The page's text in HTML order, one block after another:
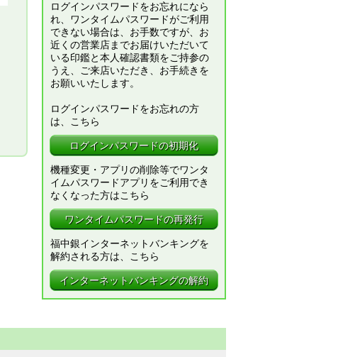
ログインパスワードをお忘れになら
れ、ワンタイムパスワードがご利用
できない場合は、お手数ですが、お
近くの営業店までお届けいただいて
いる印鑑と本人確認書類をご持参の
うえ、ご来店いただき、お手続きを
お願いいたします。
ログインパスワードをお忘れの方
は、こちら
ログインパスワードの初期化
機種変更・アプリの削除等でワンタ
イムパスワードアプリをご利用でき
なくなった方はこちら
ワンタイムパスワードの再発行
福中銀インターネットバンキングを
解約される方は、こちら
インターネットバンキングの解約